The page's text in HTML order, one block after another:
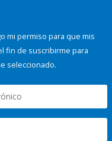
mi permiso para que mis
fin de suscribirme para
seleccionado.